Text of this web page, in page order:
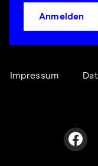
Anmelden
Impressum